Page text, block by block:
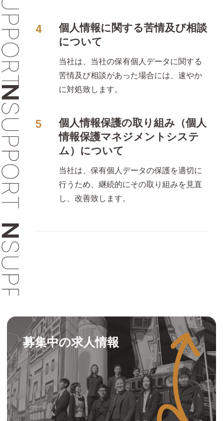
個人情報に関する苦情及び相談
について
当社は、当社の保有個人データに関する
苦情及び相談があった場合には、速やか
に対処致します。
個人情報保護の取り組み（個人
情報保護マネジメントシステ
ム）について
当社は、保有個人データの保護を適切に
行うため、継続的にその取り組みを見直
し、改善致します。
募集中の求人情報